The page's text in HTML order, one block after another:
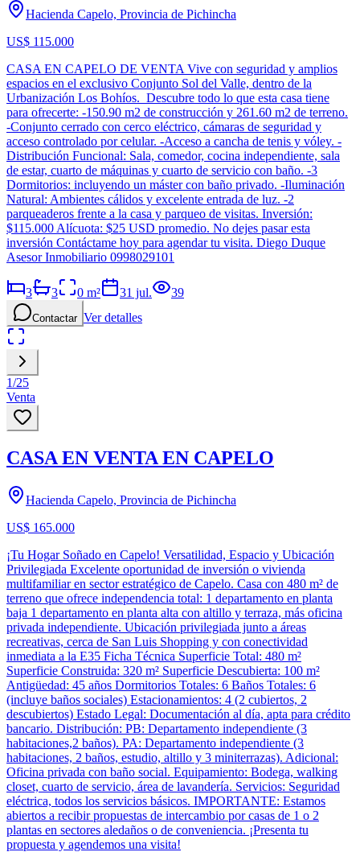
Hacienda Capelo, Provincia de Pichincha
US$ 115.000
CASA EN CAPELO DE VENTA Vive con seguridad y amplios
espacios en el exclusivo Conjunto Sol del Valle, dentro de la
Urbanización Los Bohíos. Descubre todo lo que esta casa tiene
para ofrecerte: -150.90 m2 de construcción y 261.60 m2 de terreno.
-Conjunto cerrado con cerco eléctrico, cámaras de seguridad y
acceso controlado por celular. -Acceso a cancha de tenis y vóley. -
Distribución Funcional: Sala, comedor, cocina independiente, sala
de estar, cuarto de máquinas y cuarto de servicio con baño. -3
Dormitorios: incluyendo un máster con baño privado. -Iluminación
Natural: Ambientes cálidos y excelente entrada de luz. -2
parqueaderos frente a la casa y parqueo de visitas. Inversión:
$115.000 Alícuota: $25 USD promedio. No dejes pasar esta
inversión Contáctame hoy para agendar tu visita. Diego Duque
Asesor Inmobiliario 0998029101
3 3 0 m² 31 jul. 39
Contactar Ver detalles
1/25
Venta
CASA EN VENTA EN CAPELO
Hacienda Capelo, Provincia de Pichincha
US$ 165.000
¡Tu Hogar Soñado en Capelo! Versatilidad, Espacio y Ubicación
Privilegiada Excelente oportunidad de inversión o vivienda
multifamiliar en sector estratégico de Capelo. Casa con 480 m² de
terreno que ofrece independencia total: 1 departamento en planta
baja 1 departamento en planta alta con altillo y terraza, más oficina
privada independiente. Ubicación privilegiada junto a áreas
recreativas, cerca de San Luis Shopping y con conectividad
inmediata a la E35 Ficha Técnica Superficie Total: 480 m²
Superficie Construida: 320 m² Superficie Descubierta: 100 m²
Antigüedad: 45 años Dormitorios Totales: 6 Baños Totales: 6
(incluye baños sociales) Estacionamientos: 4 (2 cubiertos, 2
descubiertos) Estado Legal: Documentación al día, apta para crédito
bancario. Distribución: PB: Departamento independiente (3
habitaciones,2 baños). PA: Departamento independiente (3
habitaciones, 2 baños, estudio, altillo y 3 miniterrazas). Adicional:
Oficina privada con baño social. Equipamiento: Bodega, walking
closet, cuarto de servicio, área de lavandería. Servicios: Seguridad
eléctrica, todos los servicios básicos. IMPORTANTE: Estamos
abiertos a recibir propuestas de intercambio por casas de 1 o 2
plantas en sectores aledaños o de conveniencia. ¡Presenta tu
propuesta y agendemos una visita!